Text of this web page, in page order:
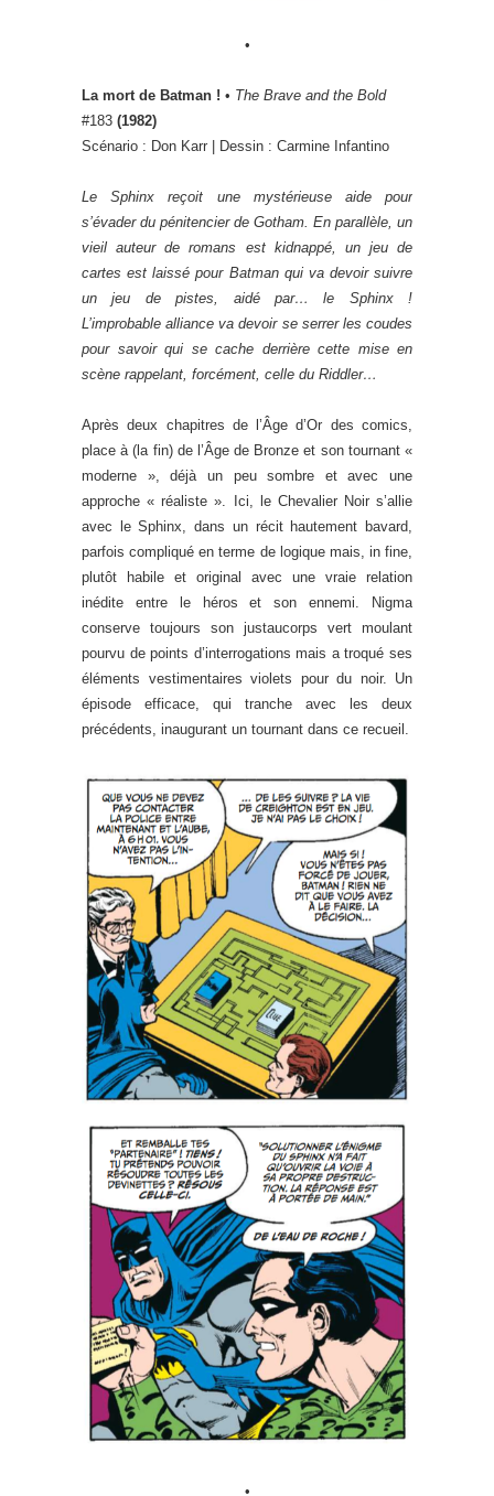
•
La mort de Batman ! • The Brave and the Bold
#183 (1982)
Scénario : Don Karr | Dessin : Carmine Infantino
Le Sphinx reçoit une mystérieuse aide pour
s’évader du pénitencier de Gotham. En parallèle, un
vieil auteur de romans est kidnappé, un jeu de
cartes est laissé pour Batman qui va devoir suivre
un jeu de pistes, aidé par… le Sphinx !
L’improbable alliance va devoir se serrer les coudes
pour savoir qui se cache derrière cette mise en
scène rappelant, forcément, celle du Riddler…
Après deux chapitres de l’Âge d’Or des comics,
place à (la fin) de l’Âge de Bronze et son tournant «
moderne », déjà un peu sombre et avec une
approche « réaliste ». Ici, le Chevalier Noir s’allie
avec le Sphinx, dans un récit hautement bavard,
parfois compliqué en terme de logique mais, in fine,
plutôt habile et original avec une vraie relation
inédite entre le héros et son ennemi. Nigma
conserve toujours son justaucorps vert moulant
pourvu de points d’interrogations mais a troqué ses
éléments vestimentaires violets pour du noir. Un
épisode efficace, qui tranche avec les deux
précédents, inaugurant un tournant dans ce recueil.
•